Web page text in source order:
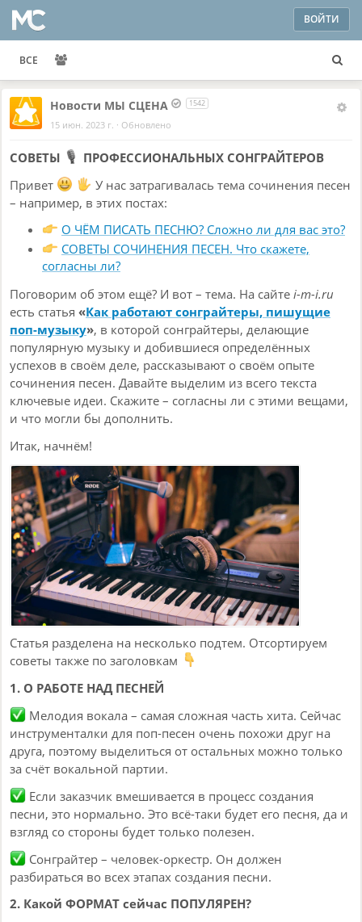
ВОЙТИ
ВСЕ
Новости МЫ СЦЕНА 1542
15 июн. 2023 г. · Обновлено
СОВЕТЫ
ПРОФЕССИОНАЛЬНЫХ СОНГРАЙТЕРОВ
Привет
У нас затрагивалась тема сочинения песен
– например, в этих постах:
О ЧЁМ ПИСАТЬ ПЕСНЮ? Сложно ли для вас это?
СОВЕТЫ СОЧИНЕНИЯ ПЕСЕН. Что скажете,
согласны ли?
Поговорим об этом ещё? И вот – тема. На сайте i-m-i.ru
есть статья «Как работают сонграйтеры, пишущие
поп-музыку», в которой сонграйтеры, делающие
популярную музыку и добившиеся определённых
успехов в своём деле, рассказывают о своём опыте
сочинения песен. Давайте выделим из всего текста
ключевые идеи. Скажите – согласны ли с этими вещами,
и что могли бы дополнить.
Итак, начнём!
Статья разделена на несколько подтем. Отсортируем
советы также по заголовкам
1. О РАБОТЕ НАД ПЕСНЕЙ
Мелодия вокала – самая сложная часть хита. Сейчас
инструменталки для поп-песен очень похожи друг на
друга, поэтому выделиться от остальных можно только
за счёт вокальной партии.
Если заказчик вмешивается в процесс создания
песни, это нормально. Это всё-таки будет его песня, да и
взгляд со стороны будет только полезен.
Сонграйтер – человек-оркестр. Он должен
разбираться во всех этапах создания песни.
2. Какой ФОРМАТ сейчас ПОПУЛЯРЕН?